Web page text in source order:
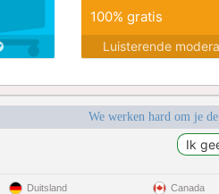
100% gratis
Luisterende
We werken hard om je
Duitsland Canada